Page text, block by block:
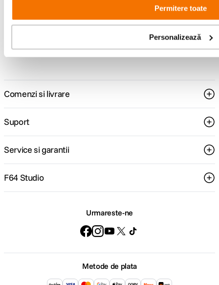
Permitere toate
Personalizează
specializata
Livrare gratuita
499lei
Comenzi si livrare
Suport
Service si garantii
F64 Studio
Urmareste-ne
Metode de plata